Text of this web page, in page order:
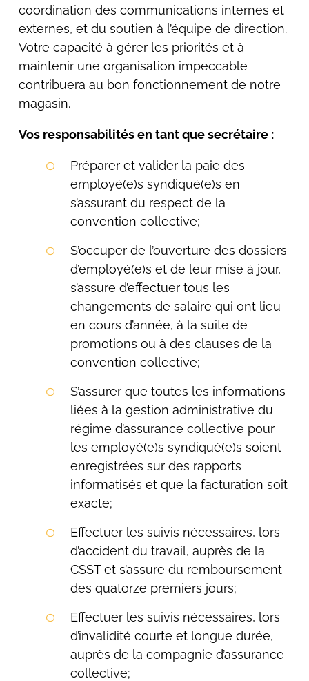
coordination des communications internes et
externes, et du soutien à l’équipe de direction.
Votre capacité à gérer les priorités et à
maintenir une organisation impeccable
contribuera au bon fonctionnement de notre
magasin.
Vos responsabilités en tant que secrétaire :
Préparer et valider la paie des
employé(e)s syndiqué(e)s en
s’assurant du respect de la
convention collective;
S’occuper de l’ouverture des dossiers
d’employé(e)s et de leur mise à jour,
s’assure d’effectuer tous les
changements de salaire qui ont lieu
en cours d’année, à la suite de
promotions ou à des clauses de la
convention collective;
S’assurer que toutes les informations
liées à la gestion administrative du
régime d’assurance collective pour
les employé(e)s syndiqué(e)s soient
enregistrées sur des rapports
informatisés et que la facturation soit
exacte;
Effectuer les suivis nécessaires, lors
d’accident du travail, auprès de la
CSST et s’assure du remboursement
des quatorze premiers jours;
Effectuer les suivis nécessaires, lors
d’invalidité courte et longue durée,
auprès de la compagnie d’assurance
collective;